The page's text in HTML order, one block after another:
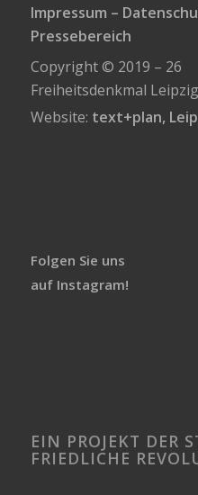
Impressum –
Pressebereich
Copyright © 2019 – 26
Freiheitsdenkmal Leipzig
Website: text+plan,
Folgen Sie uns
auf Instagram!
EIN PROJEKT DER
FRIEDLICHE